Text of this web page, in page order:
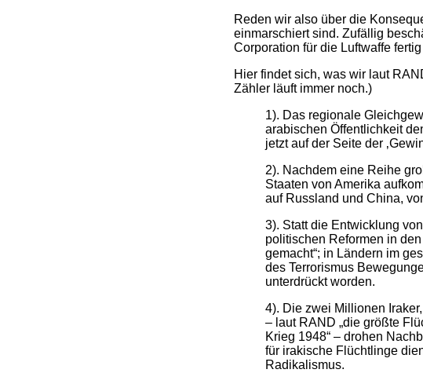
Reden wir also über die
einmarschiert sind. Zufällig
Corporation für die Luftwaffe
Hier findet sich, was wir laut
Zähler läuft immer noch.)
1). Das regionale
arabischen Öffentlichkeit
jetzt auf der Seite der
2). Nachdem eine Reihe
Staaten von Amerika
auf Russland und China,
3). Statt die Entwicklung
politischen Reformen in
gemacht“; in Ländern im
des Terrorismus
unterdrückt worden.
4). Die zwei Millionen
– laut RAND „die größte
Krieg 1948“ – drohen
für irakische Flüchtlinge
Radikalismus.